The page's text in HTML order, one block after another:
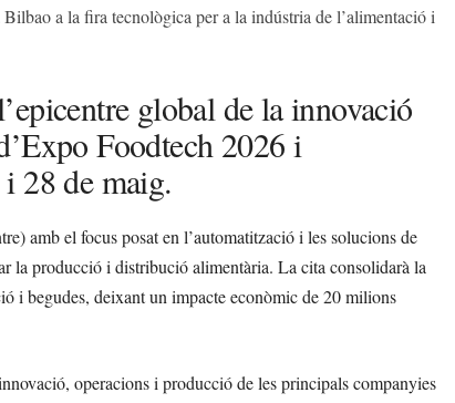
a la fira tecnològica per a la indústria de l’alimentació i
global de la innovació
Foodtech 2026 i
28 de maig.
amb el focus posat en l’automatització i les solucions de
la producció i distribució alimentària. La cita consolidarà la
i begudes, deixant un impacte econòmic de 20 milions
operacions i producció de les principals companyies